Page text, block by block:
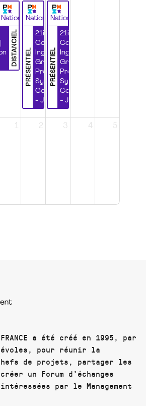
National
DISTANCIEL
National
PRÉSENTIEL
21ième
Congrès
Ingénierie
Grands
Projets et
Systèmes
Complexes
- Jour 1
National
PRÉSENTIEL
21ième
Congrès
Ingénierie
Grands
Projets et
Systèmes
Complexes
- Jour 2
1 2 3 4 5
a été créé en 1995, par
pour réunir la
chefs de projets, partager les
un Forum d'échanges
par le Management